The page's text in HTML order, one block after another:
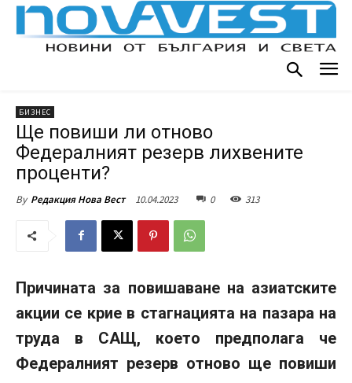
БИЗНЕС
Ще повиши ли отново
Федералният резерв лихвените
проценти?
By Редакция Нова Вест 10.04.2023 0 313
Причината за повишаване на азиатските
акции се крие в стагнацията на пазара на
труда в САЩ, което предполага че
Федералният резерв отново ще повиши